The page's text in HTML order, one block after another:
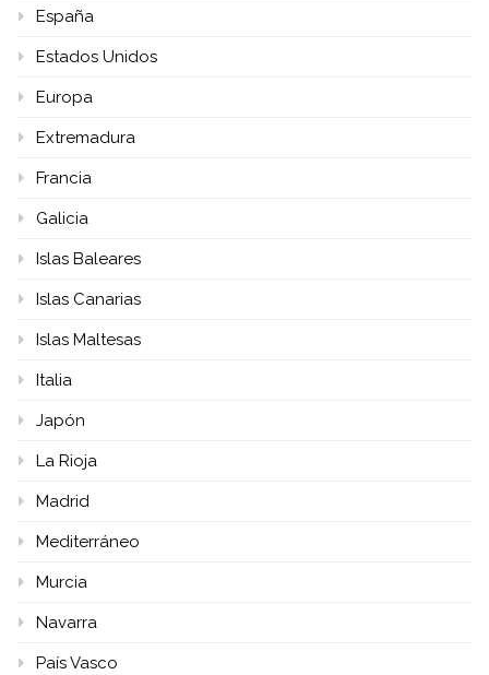
España
Estados Unidos
Europa
Extremadura
Francia
Galicia
Islas Baleares
Islas Canarias
Islas Maltesas
Italia
Japón
La Rioja
Madrid
Mediterráneo
Murcia
Navarra
País Vasco